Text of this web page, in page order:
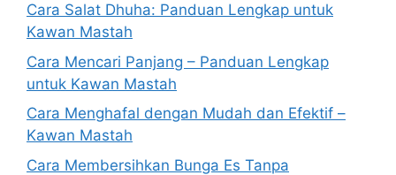
Cara Salat Dhuha: Panduan Lengkap untuk
Kawan Mastah
Cara Mencari Panjang – Panduan Lengkap
untuk Kawan Mastah
Cara Menghafal dengan Mudah dan Efektif –
Kawan Mastah
Cara Membersihkan Bunga Es Tanpa